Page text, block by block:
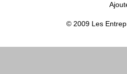
© 2009 Les